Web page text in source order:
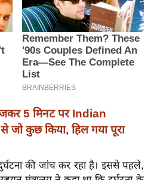
5 मिनट पर Indian
कुछ किया, हिल गया पूरा
की जांच कर रहा है। इससे पहले,